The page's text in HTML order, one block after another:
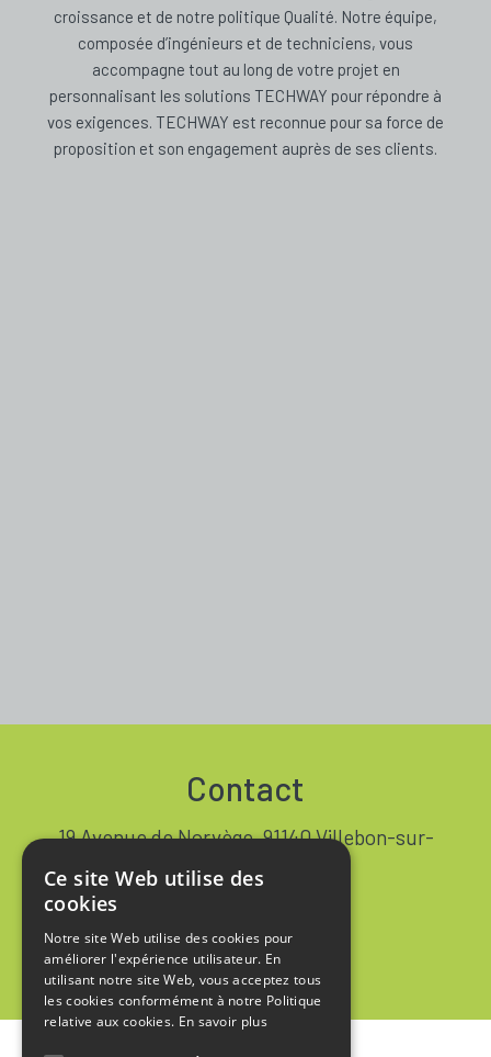
croissance et de notre politique Qualité. Notre équipe,
composée d’ingénieurs et de techniciens, vous
accompagne tout au long de votre projet en
personnalisant les solutions TECHWAY pour répondre à
vos exigences. TECHWAY est reconnue pour sa force de
proposition et son engagement auprès de ses clients.
Contact
19 Avenue de Norvège, 91140 Villebon-sur-
+33 1 64 53 37 90
Contact
Ce site Web utilise des
cookies
Notre site Web utilise des cookies pour
améliorer l'expérience utilisateur. En
utilisant notre site Web, vous acceptez tous
les cookies conformément à notre Politique
relative aux cookies. En savoir plus